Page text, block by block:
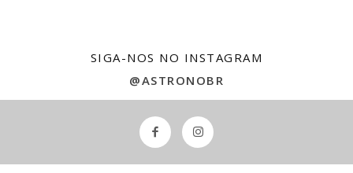
SIGA-NOS NO INSTAGRAM
@ASTRONOBR